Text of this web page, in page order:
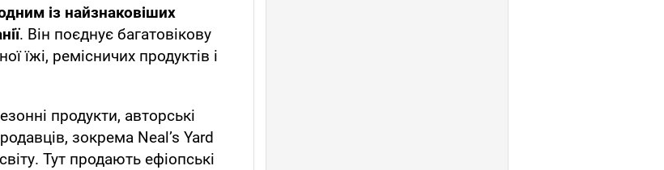
із найзнаковіших
. Він поєднує багатовікову
їжі, ремісничих продуктів і
продукти, авторські
зокрема Neal’s Yard
Тут продають ефіопські